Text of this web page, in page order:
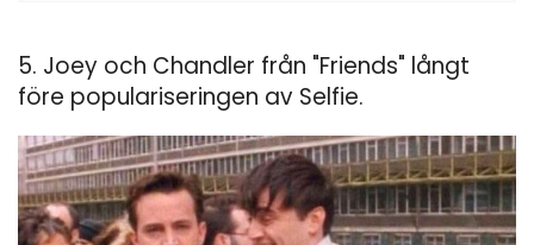
5. Joey och Chandler från "Friends" långt
före populariseringen av Selfie.